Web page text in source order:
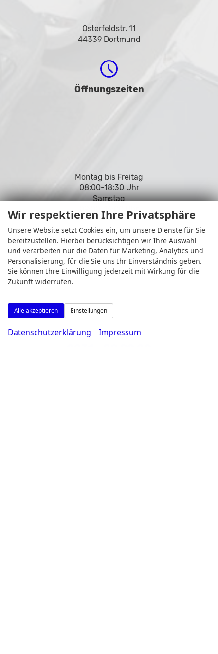
Osterfeldstr. 11
44339 Dortmund
Öffnungszeiten
Montag bis Freitag
08:00-18:30 Uhr
Samstag
09:00-14:00 Uhr
Rufen Sie an
Wir respektieren Ihre Privatsphäre
Unsere Website setzt Cookies ein, um unsere Dienste für Sie
bereitzustellen. Hierbei berücksichtigen wir Ihre Auswahl
und verarbeiten nur die Daten für Marketing, Analytics und
Personalisierung, für die Sie uns Ihr Einverständnis geben.
Sie können Ihre Einwilligung jederzeit mit Wirkung für die
Zukunft widerrufen.
Alle akzeptieren Einstellungen
Datenschutzerklärung Impressum